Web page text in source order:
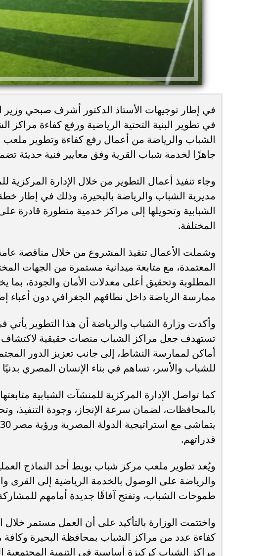
في إطار توجيهات الأستاذ الدكتور أشرف صبحي وزير
في تطوير البنية التحتية الرياضية ورفع كفاءة
الشباب والرياضة من أعمال رفع كفاءة وتطوير
جاهزًا لخدمة شباب القرية وفق معايير فنية حديثة
وجاء تنفيذ أعمال التطوير من خلال الإدارة المركزية
مديرية الشباب والرياضة بالبحيرة، وذلك في إطار
الشبابية وتحويلها إلى مراكز خدمية متطورة قادرة
المختلفة.
وشملت الأعمال تنفيذ المشروع من خلال مناقصة عامة
المعتمدة، مع متابعة ميدانية مستمرة من الجهات
المطلوبة وتحقيق أعلى معدلات الأمان والجودة،
ممارسة الرياضة داخل نطاقهم الجغرافي دون أعباء
وأكدت وزارة الشباب والرياضة أن هذا التطوير
تستهدف جعل مراكز الشباب منصات حقيقية لاكتشاف
أماكن لممارسة النشاط، إلى جانب تعزيز الدور
للشباب والأسر، تساهم في بناء الإنسان المصري بدنيًا
كما تواصل الإدارة المركزية للمنشآت الشبابية
بالمحافظات، لضمان سرعة الإنجاز، وجودة التنفيذ،
قدراتهم.
ويُعد تطوير ملعب مركز شباب بويط أحد النماذج
والرياضة على الوصول بالخدمة الرياضية إلى القرى
طموحات الشباب، وتفتح آفاقًا جديدة أمامهم
واختتمت الوزارة بالتأكيد على أن العمل مستمر خلال
كفاءة عدد من مراكز الشباب بمحافظة البحيرة
مراكز الشباب كركيزة أساسية في التنمية المجتمعية